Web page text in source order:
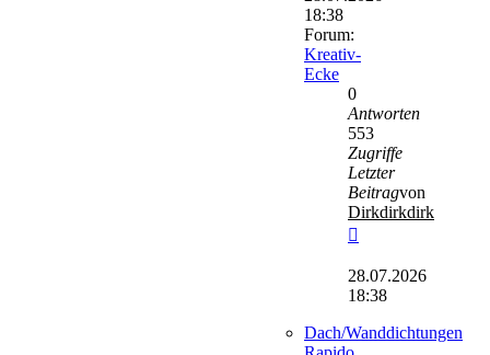
18:38
Forum:
Kreativ-
Ecke
0
Antworten
553
Zugriffe
Letzter
Beitragvon
Dirkdirkdirk
Beitrag
28.07.2026
18:38
Dach/Wanddichtungen